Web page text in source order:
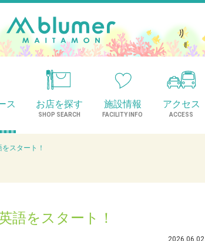
ス お店を探す
SHOP SEARCH
施設情報
FACILITY INFO
アクセス
ACCESS
スタート！
語をスタート！
2026.06.02